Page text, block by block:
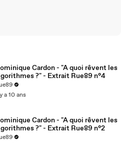
Cardon - "A quoi rêvent les
?" - Extrait Rue89 n°4
a 10 ans
Cardon - "A quoi rêvent les
?" - Extrait Rue89 n°2